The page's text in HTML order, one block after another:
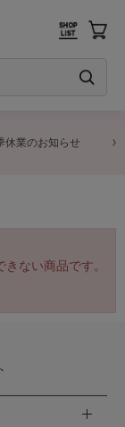
休業のお知らせ
ない商品です。